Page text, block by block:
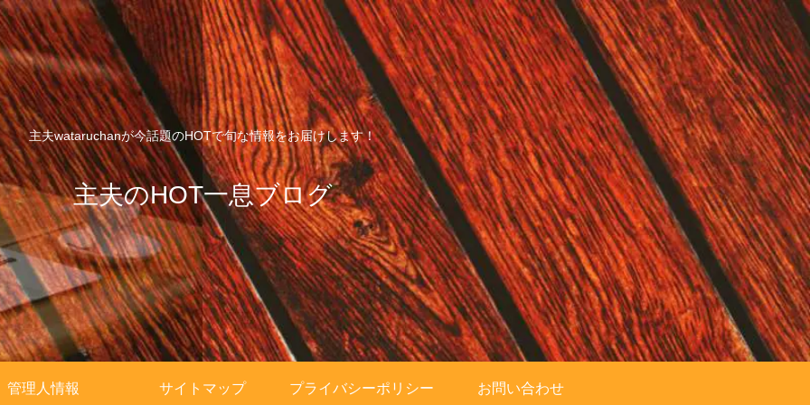
主夫wataruchanが今話題のHOTで旬な情報をお届けします！
主夫のHOT一息ブログ
管理人情報 サイトマップ プライバシーポリシー お問い合わせ